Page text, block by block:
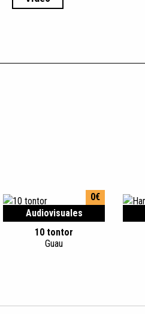
Audiovisuales
0€
10 tontor
Guau